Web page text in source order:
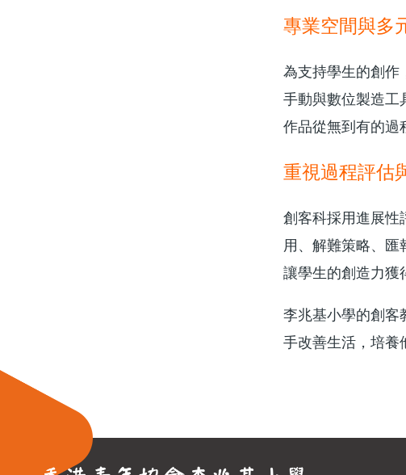
專業空間與多
為支持學生的創作
手動與數位製造工
作品從無到有的過
重視過程評估
創客科採用進展性
用、解難策略、匯
讓學生的創造力獲
李兆基小學的創客
手改善生活，培養